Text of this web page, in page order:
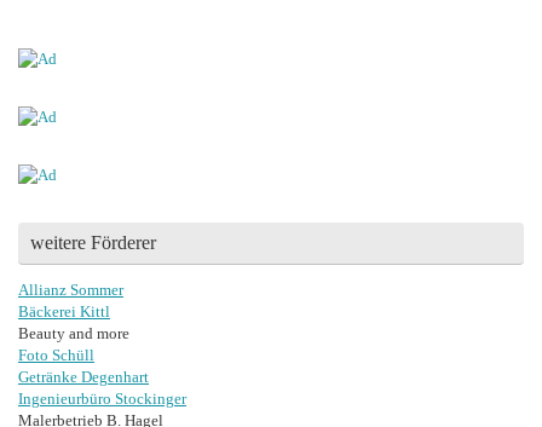
weitere Förderer
Allianz Sommer
Bäckerei Kittl
Beauty and more
Foto Schüll
Getränke Degenhart
Ingenieurbüro Stockinger
Malerbetrieb B. Hagel